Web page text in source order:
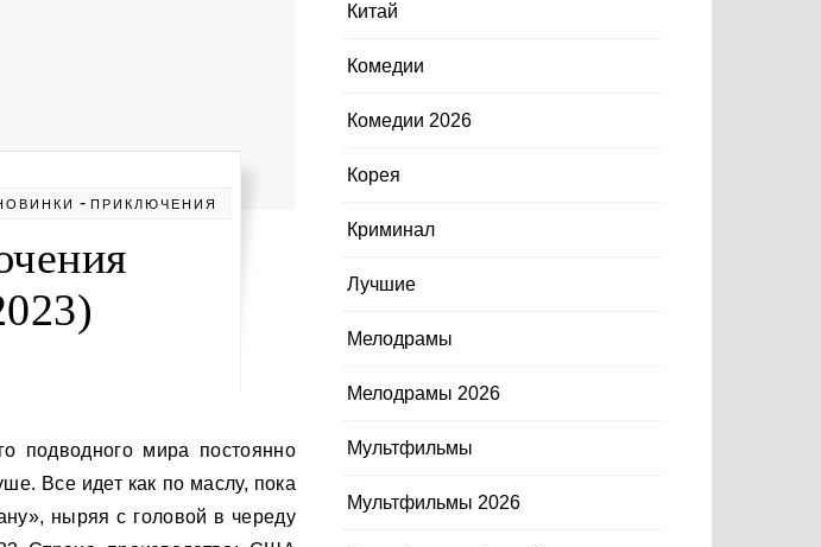
-ПРИКЛЮЧЕНИЯ
Все идет как по маслу, пока
ныряя с головой в череду
Китай
Комедии
Комедии 2026
Корея
Криминал
Лучшие
Мелодрамы
Мелодрамы 2026
Мультфильмы
Мультфильмы 2026